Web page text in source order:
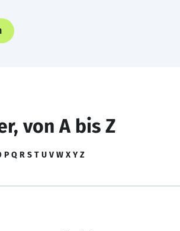
von A bis Z
P Q R S T U V W X Y Z